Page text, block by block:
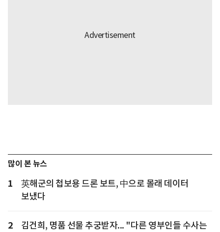
많이 본 뉴스
1
英해군의 첩보용 드론 보트, 中으로 몰래 데이터
보냈다
2
김건희, 명품 선물 추궁받자... "다른 영부인들 수사는